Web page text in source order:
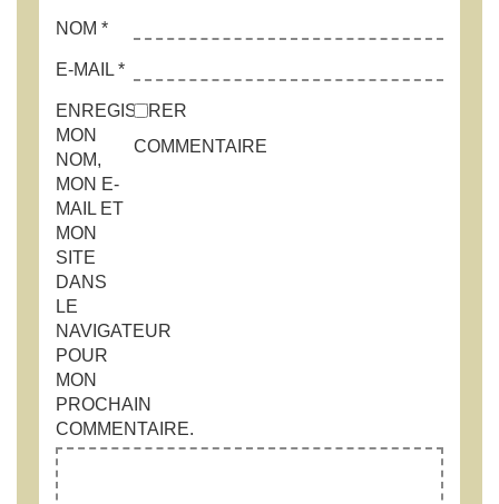
NOM *
E-MAIL *
ENREGISTRER
MON
NOM,
MON E-
MAIL ET
MON
SITE
DANS
LE
NAVIGATEUR
POUR
MON
PROCHAIN
COMMENTAIRE.
COMMENTAIRE